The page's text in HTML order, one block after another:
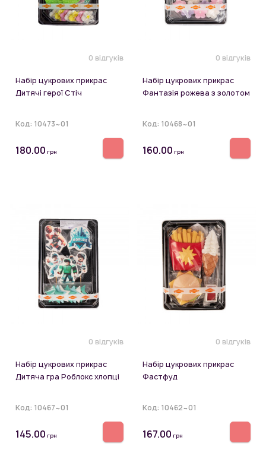
0 відгуків
Набір цукрових прикрас
Дитячі герої Стіч
Код: 10473~01
180.00 грн
0 відгуків
Набір цукрових прикрас
Фантазія рожева з золотом
Код: 10468~01
160.00 грн
0 відгуків
Набір цукрових прикрас
Дитяча гра Роблокс хлопці
Код: 10467~01
145.00 грн
0 відгуків
Набір цукрових прикрас
Фастфуд
Код: 10462~01
167.00 грн